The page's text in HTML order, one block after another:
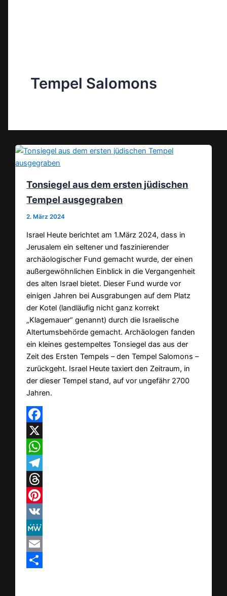
Tempel Salomons
Tonsiegel aus dem ersten jüdischen
Tempel ausgegraben
2. März 2024
Israel Heute berichtet am 1.März 2024, dass in
Jerusalem ein seltener und faszinierender
archäologischer Fund gemacht wurde, der einen
außergewöhnlichen Einblick in die Vergangenheit
des alten Israel bietet. Dieser Fund wurde vor
einigen Jahren bei Ausgrabungen auf dem Platz
der Kotel (landläufig nicht ganz korrekt
„Klagemauer“ genannt) durch die Israelische
Altertumsbehörde gemacht. Archäologen fanden
ein kleines gestempeltes Tonsiegel das aus der
Zeit des Ersten Tempels – den Tempel Salomons –
zurückgeht. Israel Heute taxiert den Zeitraum, in
der dieser Tempel stand, auf vor ungefähr 2700
Jahren.
Facebook
X
WhatsApp
Telegram
Threads
Pinterest
VK
MeWe
Email